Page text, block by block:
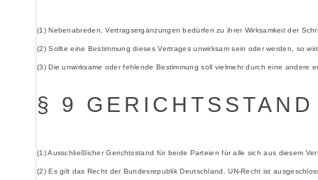
(1) Nebenabreden, Vertragsergänzungen bedürfen zu ihrer Wirksamkeit der
(2) Sollte eine Bestimmung dieses Vertrages unwirksam sein oder werden, so
(3) Die unwirksame oder fehlende Bestimmung soll vielmehr durch eine andere
§ 9 GERICHTSSTAND
(1) Ausschließlicher Gerichtsstand für beide Parteien für alle sich aus diesem
(2) Es gilt das Recht der Bundesrepublik Deutschland. UN-Recht ist